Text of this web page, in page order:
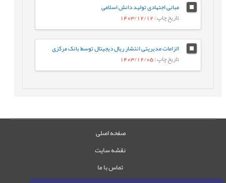
مبانی اجتهادی تولید دانش اسلامی
تاریخ چاپ: 1403/12/12
الزامات مدیریتی انتشار ریال دیجیتال توسط بانک مرکزی
تاریخ چاپ: 1403/12/05
صفحه اصلی
نقشه سایت
تماس با ما